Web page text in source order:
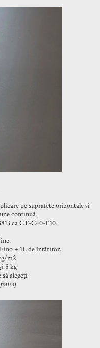
pe suprafete orizontale si
continuă.
ca CT-C40-F10.
+ 1L de întăritor.
m2
5 kg
alegeți